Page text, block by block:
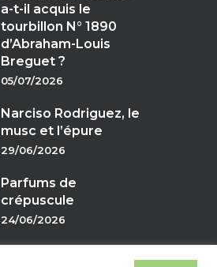
a-t-il acquis le
tourbillon N° 1890
d’Abraham-Louis
Breguet ?
05/07/2026
Narciso Rodriguez, le
musc et l’épure
29/06/2026
Parfums de
crépuscule
24/06/2026